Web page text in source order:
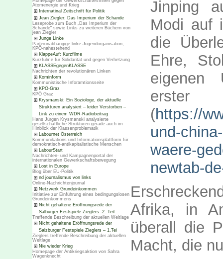
Atomenergie und Krieg
Internatinal Zeitschrift für Politik
Jean Ziegler: Das Imperium der Schande
Leseprobe zum Buch „Das Imperium der
Schande“ sowie Links zu weiteren Büchern von
jean Ziegler
Junge Linke
Parteiunabhängige linke Jugendorganisation;
KPÖ-nahestehend
KlappeAuf: Kurzfilme
Kurzfülme für Solidarität und gegen Verhetzung
KLASSEgegenKLASSE
Nachrichten der revolutionären Linken
Kominform
Kommunistische Inforamtionsseite
KPÖ-Graz
KPÖ Graz
Krysmanski: Ein Soziologe, der aktuelle
Strukturen analysiert – leider Verstorben –
Link zu einem WDR-Radiobeitrag
Hans Jürgen Krysmanski analysierte
gesellschaftliche Strukturen gerade auch im
Hinblick der Klassenproblematik
Labournet Österreich
Kommunikations und Informationsplattform für
demokratisch-antikapitalistische Menschen
LabourStart
Nachrichten- und Kampagnenportal der
internationalen Gewerkschaftsbewegung
Lost in Europe
Blog über EU-Politik
nd journalismus von links
Online-Nachrichtenjournal
Netzwerk Grundeinkommen
Initiative zur Einführung eines bedingungslosen
Grundeinkommens
Nicht gehaltene Eröffnungsrede der
Salburger Festspiele Zieglers -2. Teil
Treffende Beschreibung der aktuellen Weltlage
Nicht gehaltene Eröffnungsrede der
Salzburger Festspiele Zieglers – 1.Tei
Zieglers treffende Beschreibung der aktuellen
Weltlage
Nie wieder Krieg
Homepage der Antikriegsaktion von Sahra
Wagenknecht
Jinping
Modi auf
die
Ehre,
eigenen
(https://
und-
waere-
newtab-
Afrika, in
überall die
Macht, die